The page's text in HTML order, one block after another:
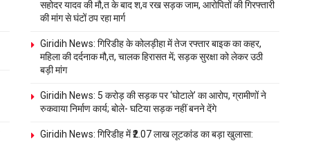
सहोदर यादव की मौ,त के बाद श,व रख सड़क जाम, आरोपितों की गिरफ्तारी
की मांग से घंटों ठप रहा मार्ग
Giridih News: गिरिडीह के कोलड़ीहा में तेज रफ्तार बाइक का कहर,
महिला की दर्दनाक मौ,त, चालक हिरासत में; सड़क सुरक्षा को लेकर उठी
बड़ी मांग
Giridih News: 5 करोड़ की सड़क पर ‘घोटाले’ का आरोप, ग्रामीणों ने
रुकवाया निर्माण कार्य; बोले- घटिया सड़क नहीं बनने देंगे
Giridih News: गिरिडीह में ₹2.07 लाख लूटकांड का बड़ा खुलासा: